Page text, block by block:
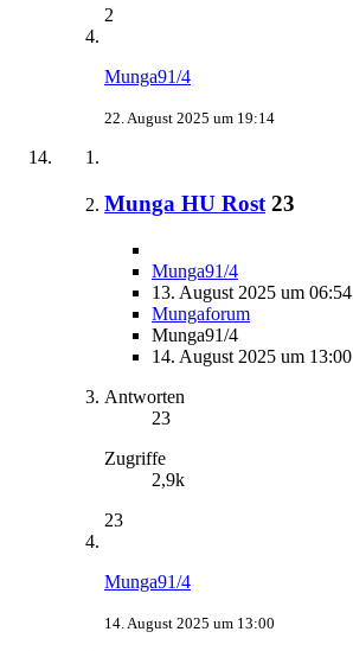
2
Munga91/4
22. August 2025 um 19:14
Munga HU Rost 23
Munga91/4
13. August 2025 um 06:54
Mungaforum
Munga91/4
14. August 2025 um 13:00
Antworten
23
Zugriffe
2,9k
23
Munga91/4
14. August 2025 um 13:00